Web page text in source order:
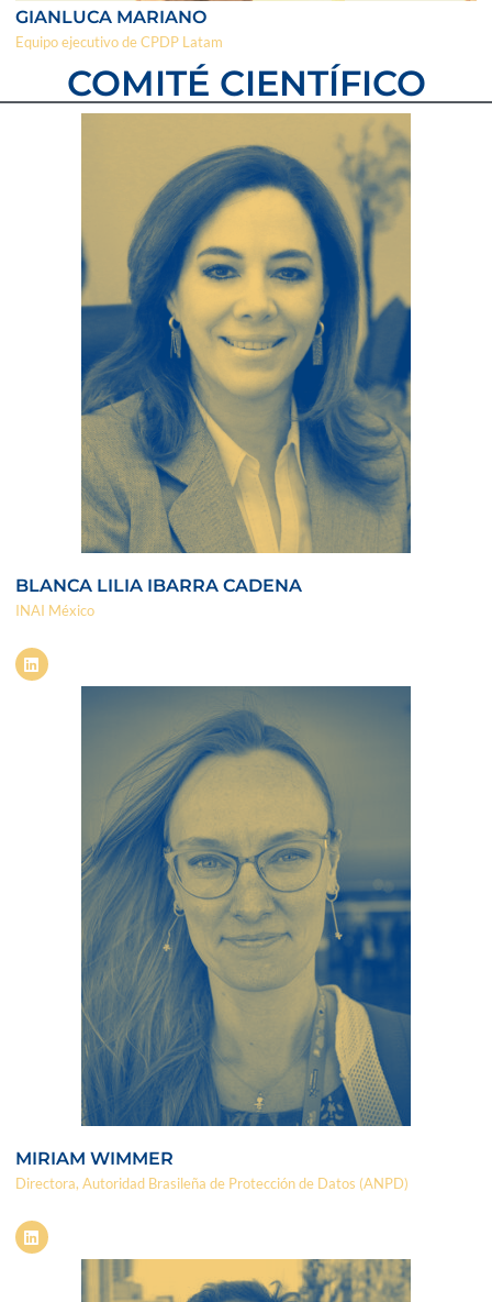
GIANLUCA MARIANO
Equipo ejecutivo de CPDP Latam
COMITÉ CIENTÍFICO
BLANCA LILIA IBARRA CADENA
INAI México
MIRIAM WIMMER
Directora, Autoridad Brasileña de Protección de Datos (ANPD)